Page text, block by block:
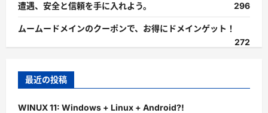
遭遇、安全と信頼を手に入れよう。
296
ムームードメインのクーポンで、お得にドメインゲット！
272
最近の投稿
WINUX 11: Windows + Linux + Android?!